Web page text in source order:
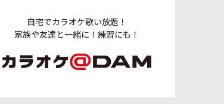
自宅でカラオケ歌い放題！
家族や友達と一緒に！練習にも！